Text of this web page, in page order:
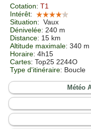
Cotation: T1
Intérêt:
Situation: Vaux
Dénivelée: 240 m
Distance: 15 km
Altitude maximale: 340 m
Horaire: 4h15
Cartes: Top25 2244O
Type d'itinéraire: Boucle
Météo